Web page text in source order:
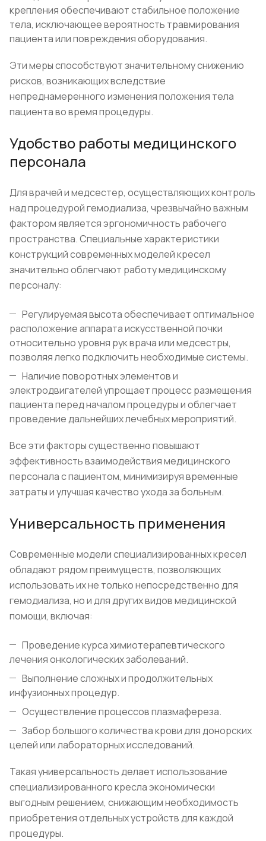
крепления обеспечивают стабильное положение
тела, исключающее вероятность травмирования
пациента или повреждения оборудования.
Эти меры способствуют значительному снижению
рисков, возникающих вследствие
непреднамеренного изменения положения тела
пациента во время процедуры.
Удобство работы медицинского
персонала
Для врачей и медсестер, осуществляющих контроль
над процедурой гемодиализа, чрезвычайно важным
фактором является эргономичность рабочего
пространства. Специальные характеристики
конструкций современных моделей кресел
значительно облегчают работу медицинскому
персоналу:
Регулируемая высота обеспечивает оптимальное
расположение аппарата искусственной почки
относительно уровня рук врача или медсестры,
позволяя легко подключить необходимые системы.
Наличие поворотных элементов и
электродвигателей упрощает процесс размещения
пациента перед началом процедуры и облегчает
проведение дальнейших лечебных мероприятий.
Все эти факторы существенно повышают
эффективность взаимодействия медицинского
персонала с пациентом, минимизируя временные
затраты и улучшая качество ухода за больным.
Универсальность применения
Современные модели специализированных кресел
обладают рядом преимуществ, позволяющих
использовать их не только непосредственно для
гемодиализа, но и для других видов медицинской
помощи, включая:
Проведение курса химиотерапевтического
лечения онкологических заболеваний.
Выполнение сложных и продолжительных
инфузионных процедур.
Осуществление процессов плазмафереза.
Забор большого количества крови для донорских
целей или лабораторных исследований.
Такая универсальность делает использование
специализированного кресла экономически
выгодным решением, снижающим необходимость
приобретения отдельных устройств для каждой
процедуры.